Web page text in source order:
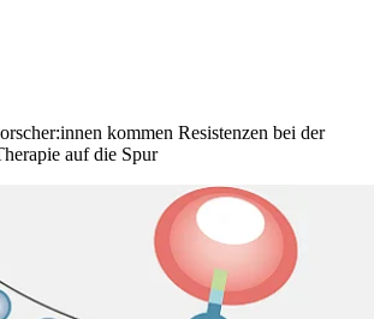
kommen Resistenzen bei der
auf die Spur